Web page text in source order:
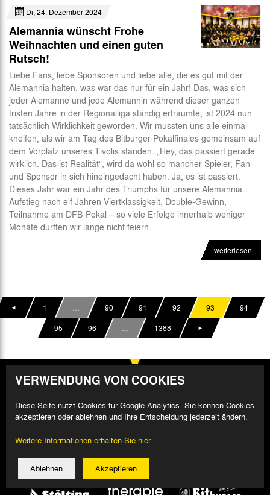
Di, 24. Dezember 2024
Alemannia wünscht Frohe
Weihnachten und einen guten
Rutsch!
Liebe Fans, liebe Sponsoren und liebe alle, die es gut mit der
Alemannia halten, was war das nur für ein Jahr! Das, was sich
jeder Alemanne und jede Alemannin während dieser ganzen
tristen Jahre in der Regionalliga ständig erträumte, ist 2024 nun
tatsächlich Wirklichkeit geworden. Wir mussten uns alle einmal
kneifen, als wir am Tag des Bitburger-Pokalfinales gemeinsam auf
dem Vorplatz unseres Tivolis standen. „Hey, das passiert gerade
wirklich. Das ist Realität“, wird da wohl so mancher Spieler, Fan
und Sponsor in sich hineingedacht haben. Ja, es ist passiert.
Dieses Jahr war ein Jahr des Triumphs für unsere Alemannia.
Aufstieg nach elf Jahren Viertklassigkeit, Double-Gewinn,
Teilnahme am DFB-Pokal – so viele Erfolge innerhalb weniger
Monate durften wir lange nicht feiern.
weiterlesen
1 … 90 91 92 93
94
95
96 … 1388
VERWENDUNG VON COOKIES
Diese Seite nutzt Cookies für Google-Analytics. Sie können Cookies
akzeptieren oder ablehnen und Ihre Entscheidung jederzeit ändern.
Weitere Informationen erhalten Sie hier.
Ablehnen Akzeptieren